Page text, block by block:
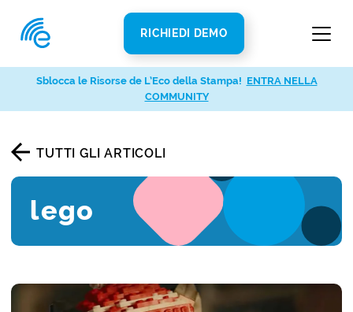
RICHIEDI DEMO
TUTTI GLI ARTICOLI
lego
Sblocca le Risorse de L’Eco della Stampa! ENTRA NELLA
COMMUNITY